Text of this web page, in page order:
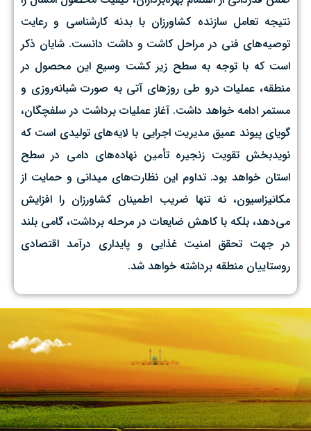
نتیجه تعامل سازنده کشاورزان با بدنه کارشناسی و رعایت
توصیه‌های فنی در مراحل کاشت و داشت دانست. شایان ذکر
است که با توجه به سطح زیر کشت وسیع این محصول در
منطقه، عملیات درو طی روزهای آتی به صورت شبانه‌روزی و
مستمر ادامه خواهد داشت. آغاز عملیات برداشت در سلفچگان،
گویای پیوند عمیق مدیریت اجرایی با لایه‌های تولیدی است که
نویدبخش تقویت زنجیره تأمین نهاده‌های دامی در سطح
استان خواهد بود. تداوم این نظارت‌های میدانی و حمایت از
مکانیزاسیون، نه تنها ضریب اطمینان کشاورزان را افزایش
می‌دهد، بلکه با کاهش ضایعات در مرحله برداشت، گامی بلند
در جهت تحقق امنیت غذایی و پایداری درآمد اقتصادی
روستاییان منطقه برداشته خواهد شد.